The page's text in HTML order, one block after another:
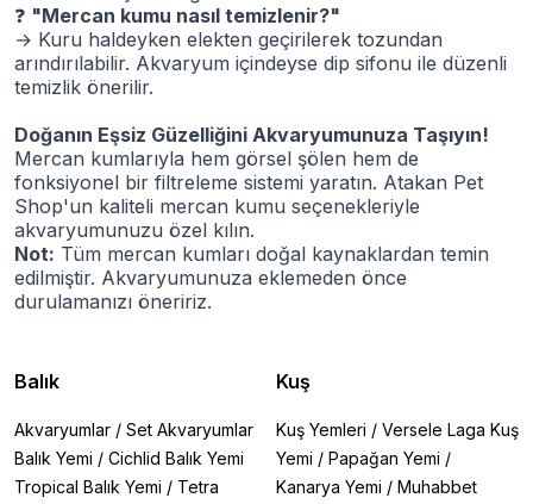
❓ "Mercan kumu nasıl temizlenir?"
→ Kuru haldeyken elekten geçirilerek tozundan
arındırılabilir. Akvaryum içindeyse dip sifonu ile düzenli
temizlik önerilir.
Doğanın Eşsiz Güzelliğini Akvaryumunuza Taşıyın!
Mercan kumlarıyla hem görsel şölen hem de
fonksiyonel bir filtreleme sistemi yaratın. Atakan Pet
Shop'un kaliteli mercan kumu seçenekleriyle
akvaryumunuzu özel kılın.
Not: Tüm mercan kumları doğal kaynaklardan temin
edilmiştir. Akvaryumunuza eklemeden önce
durulamanızı öneririz.
Balık
Akvaryumlar / Set Akvaryumlar
Balık Yemi / Cichlid Balık Yemi
Tropical Balık Yemi / Tetra
Kuş
Kuş Yemleri / Versele Laga Kuş
Yemi / Papağan Yemi /
Kanarya Yemi / Muhabbet